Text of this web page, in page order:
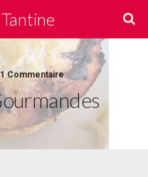
Commentaire